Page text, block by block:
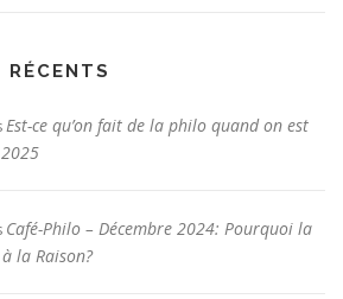
RÉCENTS
Est-ce qu’on fait de la philo quand on est
Café-Philo – Décembre 2024: Pourquoi la
la Raison?